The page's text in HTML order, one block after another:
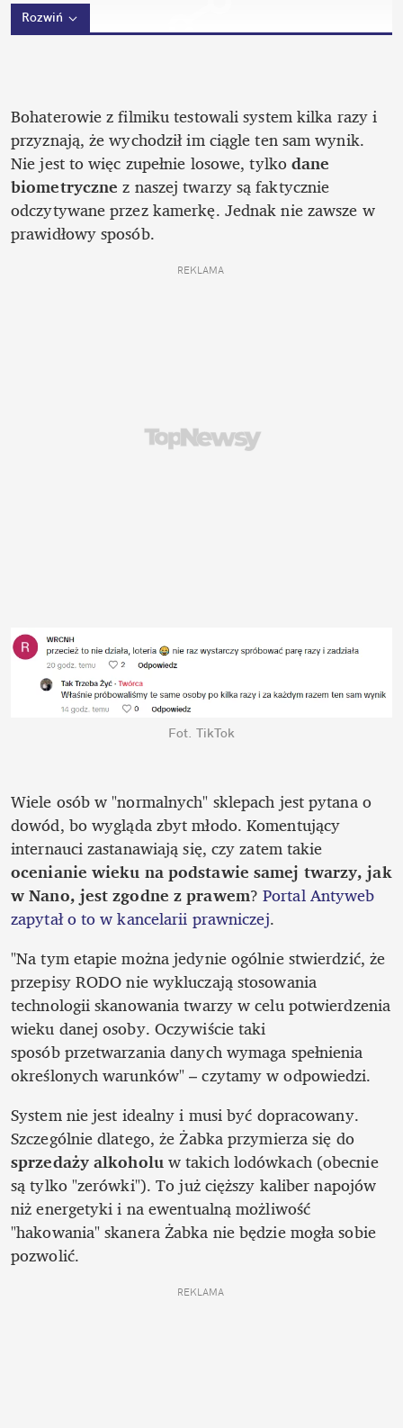
Rozwiń
Bohaterowie z filmiku testowali system kilka razy i
przyznają, że wychodził im ciągle ten sam wynik.
Nie jest to więc zupełnie losowe, tylko dane
biometryczne z naszej twarzy są faktycznie
odczytywane przez kamerkę. Jednak nie zawsze w
prawidłowy sposób.
REKLAMA
Fot. TikTok
Wiele osób w "normalnych" sklepach jest pytana o
dowód, bo wygląda zbyt młodo. Komentujący
ocenianie wieku na podstawie samej twarzy, jak
w Nano, jest zgodne z prawem? Portal Antyweb
zapytał o to w kancelarii prawniczej.
"Na tym etapie można jedynie ogólnie stwierdzić, że
przepisy RODO nie wykluczają stosowania
technologii skanowania twarzy w celu potwierdzenia
wieku danej osoby. Oczywiście taki
sposób przetwarzania danych wymaga spełnienia
określonych warunków" – czytamy w odpowiedzi.
System nie jest idealny i musi być dopracowany.
Szczególnie dlatego, że Żabka przymierza się do
sprzedaży alkoholu w takich lodówkach (obecnie
są tylko "zerówki"). To już cięższy kaliber napojów
niż energetyki i na ewentualną możliwość
"hakowania" skanera Żabka nie będzie mogła sobie
pozwolić.
REKLAMA